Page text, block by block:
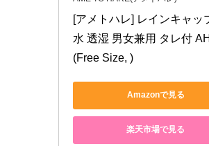
[アメトハレ] レインキャッ
水 透湿 男女兼用 タレ付
(Free Size, )
Amazonで見る
楽天市場で見る